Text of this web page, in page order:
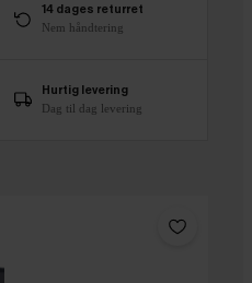
14 dages returret
Nem håndtering
Hurtig levering
Dag til dag levering